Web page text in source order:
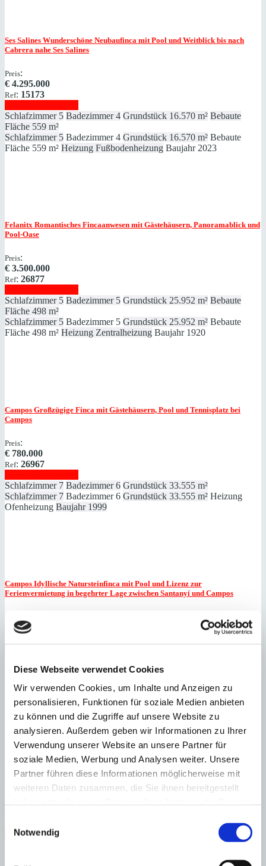
Diese Webseite verwendet Cookies
Wir verwenden Cookies, um Inhalte und Anzeigen zu
personalisieren, Funktionen für soziale Medien anbieten
zu können und die Zugriffe auf unsere Website zu
analysieren. Außerdem geben wir Informationen zu Ihrer
Verwendung unserer Website an unsere Partner für
soziale Medien, Werbung und Analysen weiter. Unsere
Partner führen diese Informationen möglicherweise mit
weiteren Daten zusammen, die Sie ihnen bereitgestellt
Notwendig
Ses Salines Wunderschöne Neubaufinca mit Pool und Weitblick bis nach
Cabrera nahe Ses Salines
Preis:
€ 4.295.000
Ref: 15173
Schlafzimmer 5 Badezimmer 4 Grundstück 16.570 m² Bebaute
Fläche 559 m²
Schlafzimmer 5 Badezimmer 4 Grundstück 16.570 m² Bebaute
Fläche 559 m² Heizung Fußbodenheizung Baujahr 2023
Felanitx Romantisches Fincaanwesen mit Gästehäusern, Panoramablick und
Pool-Oase
Preis:
€ 3.500.000
Ref: 26877
Schlafzimmer 5 Badezimmer 5 Grundstück 25.952 m² Bebaute
Fläche 498 m²
Schlafzimmer 5 Badezimmer 5 Grundstück 25.952 m² Bebaute
Fläche 498 m² Heizung Zentralheizung Baujahr 1920
Campos Großzügige Finca mit Gästehäusern, Pool und Tennisplatz bei
Campos
Preis:
€ 780.000
Ref: 26967
Schlafzimmer 7 Badezimmer 6 Grundstück 33.555 m²
Schlafzimmer 7 Badezimmer 6 Grundstück 33.555 m² Heizung
Ofenheizung Baujahr 1999
Campos Idyllische Natursteinfinca mit Pool und Lizenz zur
Ferienvermietung in begehrter Lage zwischen Santanyí und Campos
1.790.000
Fläche 222 m²
Fläche 222 m² Terrasse 120 m² Baujahr 1985
Sa Rápita
Modernes Einfamilienhaus bei Es Trenc mit eigenem Garten und
Gemeinschaftspool
Immobilie anzeigen
Bebaute Fläche